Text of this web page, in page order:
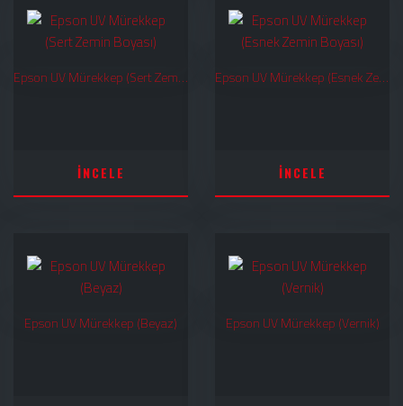
Epson UV Mürekkep (Sert Zemin Boyası)
İNCELE
Epson UV Mürekkep (Esnek Zemin Boyası)
İNCELE
Epson UV Mürekkep (Beyaz) Epson UV Mürekkep (Vernik)